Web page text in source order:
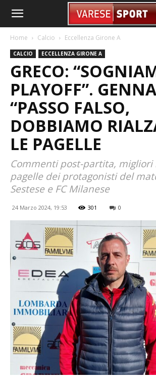
Home Calcio Eccellenza Girone A
CALCIO ECCELLENZA GIRONE A
GRECO:
PLAYOFF”.
“PASSO FALSO,
DOBBIAMO
LE PAGELLE
Commenti post-partita, migliori
pagelle dei protagonisti del
Sestese e FC Milanese
24 Marzo 2024, 19:53 301 0